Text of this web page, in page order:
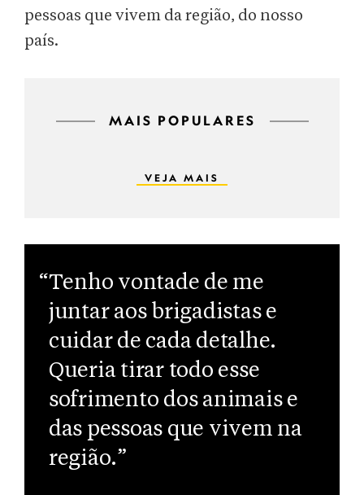
pessoas que vivem da região, do nosso
país.
MAIS POPULARES
VEJA MAIS
“Tenho vontade de me
juntar aos brigadistas e
cuidar de cada detalhe.
Queria tirar todo esse
sofrimento dos animais e
das pessoas que vivem na
região.”